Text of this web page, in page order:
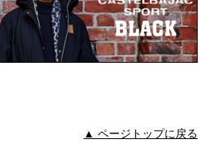
▲ ページトップに戻る